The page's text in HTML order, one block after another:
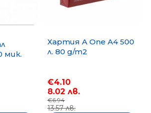
мик.
Хартия A One A4 500
л. 80 g/m2
€4.10
8.02 лв.
€6.94
13.57 лв.